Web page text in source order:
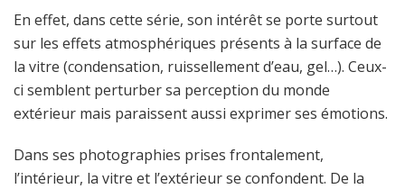
En effet, dans cette série, son intérêt se porte surtout
sur les effets atmosphériques présents à la surface de
la vitre (condensation, ruissellement d’eau, gel…). Ceux-
ci semblent perturber sa perception du monde
extérieur mais paraissent aussi exprimer ses émotions.
Dans ses photographies prises frontalement,
l’intérieur, la vitre et l’extérieur se confondent. De la